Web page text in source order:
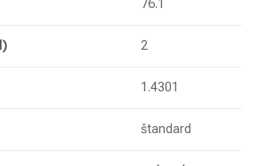
76.1
2
1.4301
štandard